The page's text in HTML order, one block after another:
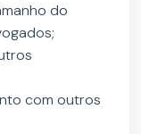
do
com outros